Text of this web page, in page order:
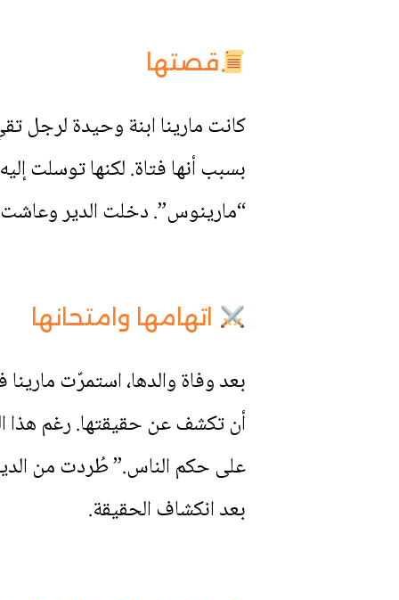
قصتها
كانت مارينا ابنة وحيدة لرجل
بسبب أنها فتاة. لكنها توسلت
“مارينوس”. دخلت الدير
اتهامها وامتحانها
بعد وفاة والدها، استمرّت
أن تكشف عن حقيقتها. رغم هذا
على حكم الناس.” طُردت من
بعد انكشاف الحقيقة.